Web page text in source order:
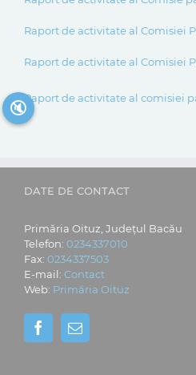
Raport de activitate al Comisiei
Raport de activitate al Comisiei
Raport de activitate al comisiei
DATE DE CONTACT
Primăria Oituz, Județul Bacău
Telefon: 0234337010
Fax: 0234337503
E-mail: Contact
Web: Primăria Oituz
🔇